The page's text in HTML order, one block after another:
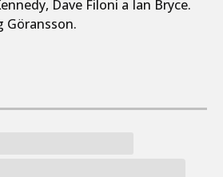
Dave Filoni a Ian Bryce.
Göransson.